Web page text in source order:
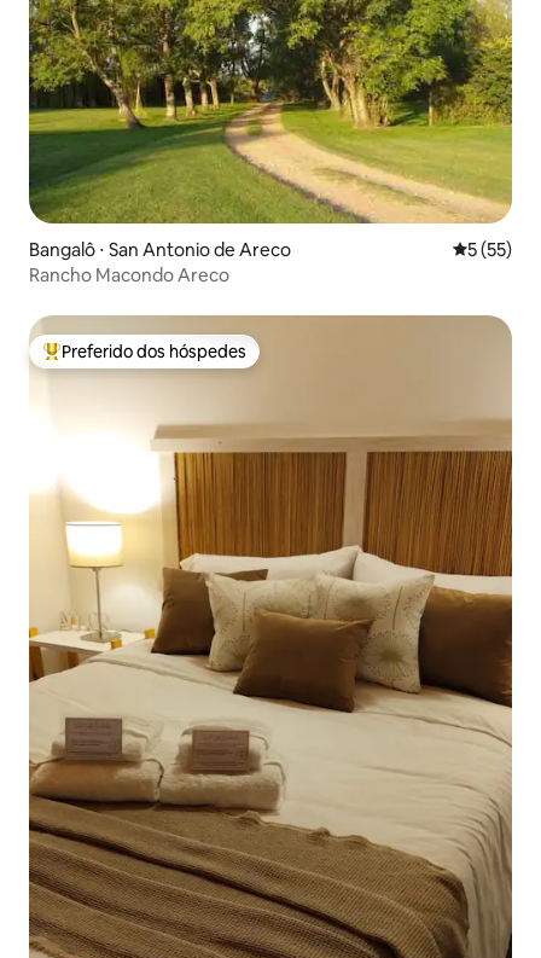
Bangalô ⋅ San Antonio de Areco 5 de uma
5 (55)
Rancho Macondo Areco
Entre os melhores preferidos dos hóspedes
Preferido dos hóspedes